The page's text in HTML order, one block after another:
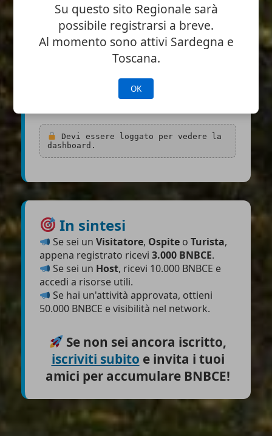
Dashboard BNBCE
Controlla il tuo saldo, i referral e i tuoi
Devi essere loggato per vedere la
dashboard.
In sintesi
Se sei unVisitatore, Ospite oTurista,
appena registrato ricevi 3.000 BNBCE.
Se sei un Host, ricevi 10.000 BNBCE e
accedi a risorse utili.
Se hai un'attività approvata, ottieni
50.000 BNBCE e visibilità nel network.
Se non sei ancora iscritto,
iscriviti subito e invita i tuoi
amici per accumulare BNBCE!
Su questo sito Regionale sarà
possibile registrarsi a breve.
Al momento sono attivi Sardegna e
Toscana.
OK